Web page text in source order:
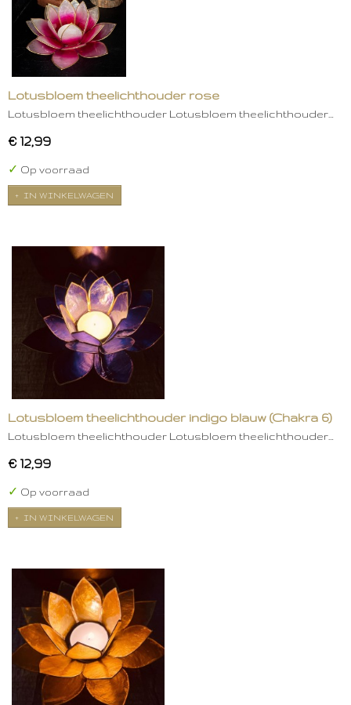
Lotusbloem theelichthouder rose
Lotusbloem theelichthouder Lotusbloem theelichthouder…
€ 12,99
✓ Op voorraad
IN WINKELWAGEN
Lotusbloem theelichthouder indigo blauw (Chakra 6)
Lotusbloem theelichthouder Lotusbloem theelichthouder…
€ 12,99
✓ Op voorraad
IN WINKELWAGEN